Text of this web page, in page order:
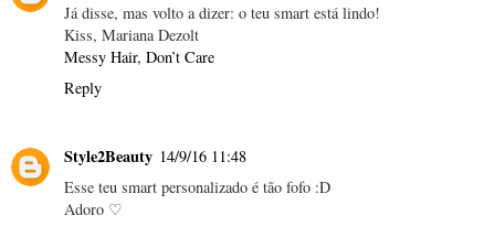
Já disse, mas volto a dizer: o teu smart está lindo!
Kiss, Mariana Dezolt
Messy Hair, Don’t Care
Reply
Style2Beauty 14/9/16 11:48
Esse teu smart personalizado é tão fofo :D
Adoro ♡